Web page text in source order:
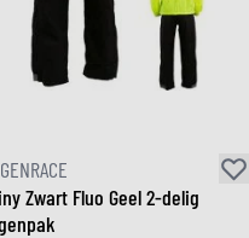
Zwart Fluo Geel 2-delig